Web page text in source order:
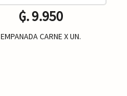
₲. 9.950
EMPANADA CARNE X UN.